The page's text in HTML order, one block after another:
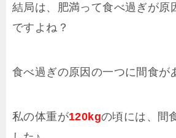
結局は、肥満って食べ過ぎが原
ですよね？
食べ過ぎの原因の一つに間食が
私の体重が120kgの頃には、間